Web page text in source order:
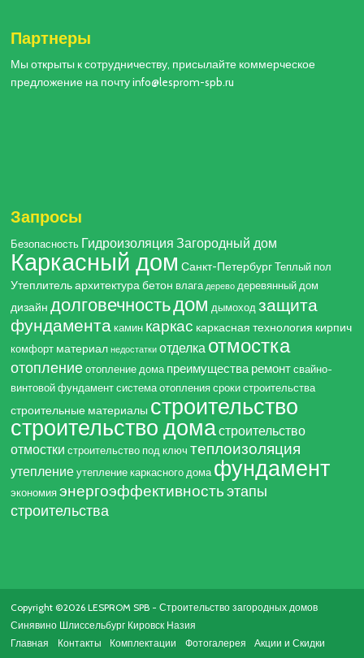
Партнеры
Мы открыты к сотрудничеству, присылайте коммерческое
предложение на почту info@lesprom-spb.ru
Запросы
Безопасность Гидроизоляция Загородный дом
Каркасный дом Санкт-Петербург Теплый пол
Утеплительархитектурабетон влага дерево деревянный дом
дизайн долговечностьдом дымоход защита
фундамента камин каркас каркасная технология кирпич
комфорт материал недостатки отделка отмостка
отопление отопление дома преимуществаремонт свайно-
винтовой фундамент система отопления сроки строительства
строительные материалы строительство
строительство домастроительство
отмостки строительство под ключ теплоизоляция
утепление утепление каркасного дома фундамент
экономия энергоэффективность этапы
строительства
Copyright ©2026 LESPROM SPB - Строительство загородных домов
Синявино Шлиссельбург Кировск Назия
Главная
Контакты Комплектации Фотогалерея Акции и Скидки